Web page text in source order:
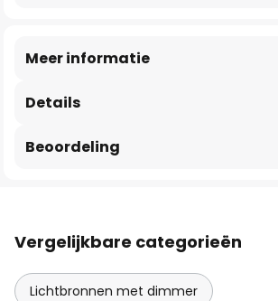
Details
Meer informatie
Beoordeling
Vergelijkbare categorieën
Lichtbronnen met dimmer